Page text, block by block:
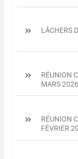
LÂCHERS
RÉUNION
MARS 2026
RÉUNION
FÉVRIER